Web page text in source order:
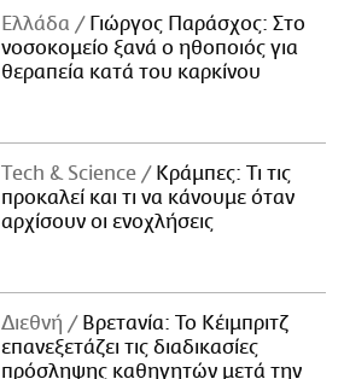
Ελλάδα
Γιώργος Παράσχος: Στο
νοσοκομείο ξανά ο ηθοποιός για
θεραπεία κατά του καρκίνου
Τech & Science
Κράμπες: Τι τις
προκαλεί και τι να κάνουμε όταν
αρχίσουν οι ενοχλήσεις
Διεθνή
Βρετανία: Το Κέιμπριτζ
επανεξετάζει τις διαδικασίες
πρόσληψης καθηγητών μετά την